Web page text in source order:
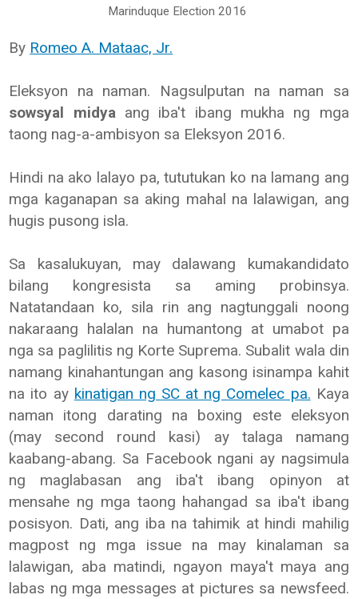
Marinduque Election 2016
By Romeo A. Mataac, Jr.
Eleksyon na naman. Nagsulputan na naman sa
sowsyal midya ang iba't ibang mukha ng mga
taong nag-a-ambisyon sa Eleksyon 2016.
Hindi na ako lalayo pa, tututukan ko na lamang ang
mga kaganapan sa aking mahal na lalawigan, ang
hugis pusong isla.
Sa kasalukuyan, may dalawang kumakandidato
bilang kongresista sa aming probinsya.
Natatandaan ko, sila rin ang nagtunggali noong
nakaraang halalan na humantong at umabot pa
nga sa paglilitis ng Korte Suprema. Subalit wala din
namang kinahantungan ang kasong isinampa kahit
na ito ay kinatigan ng SC at ng Comelec pa. Kaya
naman itong darating na boxing este eleksyon
(may second round kasi) ay talaga namang
kaabang-abang. Sa Facebook ngani ay nagsimula
ng maglabasan ang iba't ibang opinyon at
mensahe ng mga taong hahangad sa iba't ibang
posisyon. Dati, ang iba na tahimik at hindi mahilig
magpost ng mga issue na may kinalaman sa
lalawigan, aba matindi, ngayon maya't maya ang
labas ng mga messages at pictures sa newsfeed.